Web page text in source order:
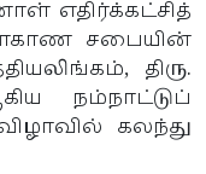
எதிர்க்கட்சித்
சபையின்
திரு.
நம்நாட்டுப்
கலந்து